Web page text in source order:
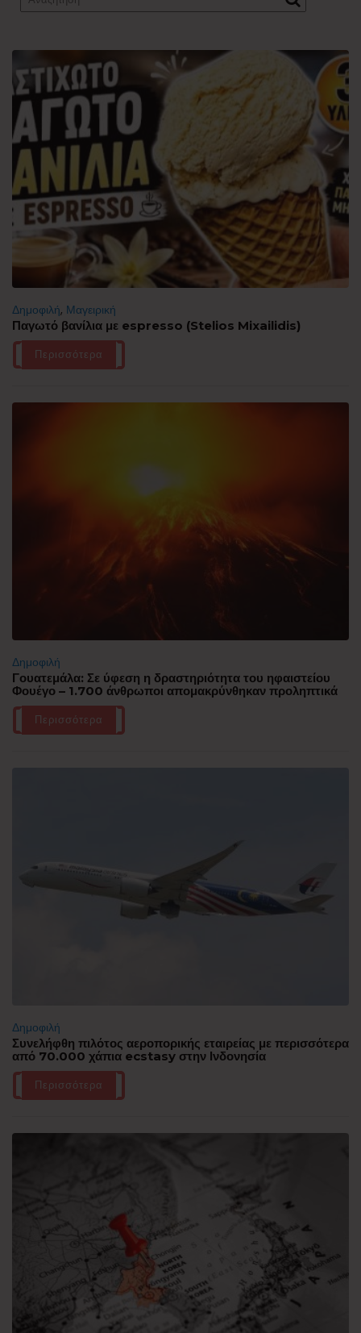
Δημοφιλή, Μαγειρική
Παγωτό βανίλια με espresso (Stelios Mixailidis)
Περισσότερα
Δημοφιλή
Γουατεμάλα: Σε ύφεση η δραστηριότητα του ηφαιστείου
Φουέγο – 1.700 άνθρωποι απομακρύνθηκαν προληπτικά
Περισσότερα
Δημοφιλή
Συνελήφθη πιλότος αεροπορικής εταιρείας με περισσότερα
από 70.000 χάπια ecstasy στην Ινδονησία
Περισσότερα